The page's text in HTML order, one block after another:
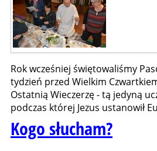
Rok wcześniej świętowaliśmy
tydzień przed Wielkim
Ostatnią Wieczerzę - tą jedyną
podczas której Jezus ustanowił
Kogo słucham?